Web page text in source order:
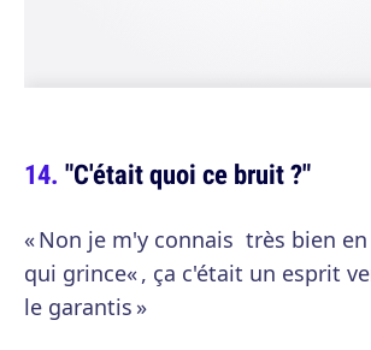
"C'était quoi ce bruit ?"
« Non je m'y connais très bien
qui grince« , ça c'était un esprit
le garantis »